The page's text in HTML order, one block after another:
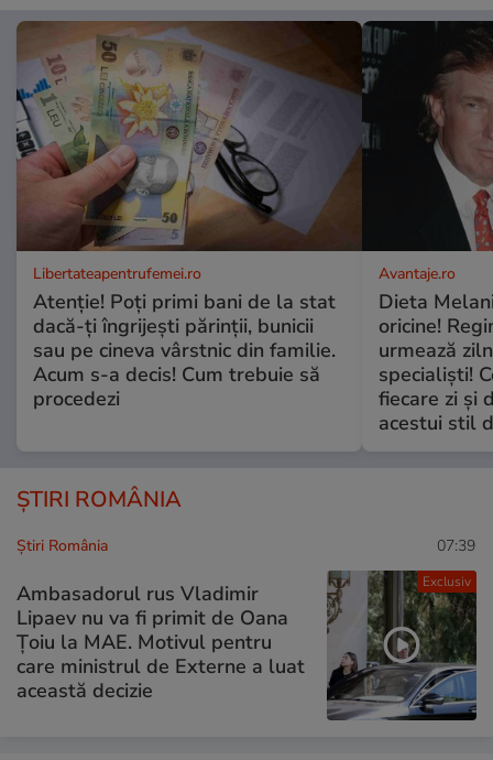
Libertateapentrufemei.ro
Atenție! Poți primi bani de la stat
dacă-ți îngrijești părinții, bunicii
sau pe cineva vârstnic din familie.
Acum s-a decis! Cum trebuie să
procedezi
Avantaje.ro
Dieta
oricine!
urmează
specialiști!
fiecare zi și
acestui stil
ȘTIRI ROMÂNIA
Exclusiv
Știri România 07:39
Ambasadorul rus Vladimir
Lipaev nu va fi primit de Oana
Țoiu la MAE. Motivul pentru
care ministrul de Externe a luat
această decizie